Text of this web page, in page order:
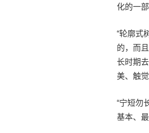
化的一
“轮廓式
的，而
长时期
美、触
“宁短勿
基本、